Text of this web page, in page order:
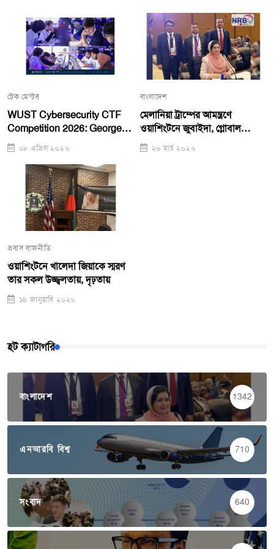
টেক মেন্টর
WUST Cybersecurity CTF
Competition 2026: George
Mason Team Takes First
Place, WUST Girls Team
Runners-Up
০৮ এপ্রিল ২০২৬
বাংলাদেশ
মেলানিয়া ট্রাম্পের আমন্ত্রণে
ওয়াশিংটনে জুবাইদা, গ্লোবাল
সামিটে ভাষণ
২৬ মার্চ ২০২৬
প্রবাস রাজনীতি
ওয়াশিংটনে খালেদা জিয়াকে স্মরণ
তার সকল উজ্জ্বলতায়, দৃঢ়তায়
১৪ জানুয়ারি ২০২৬
হট ক্যাটাগরি
বাংলাদেশ 1342
এনআরবি বিশ্ব 710
সংবাদ 640